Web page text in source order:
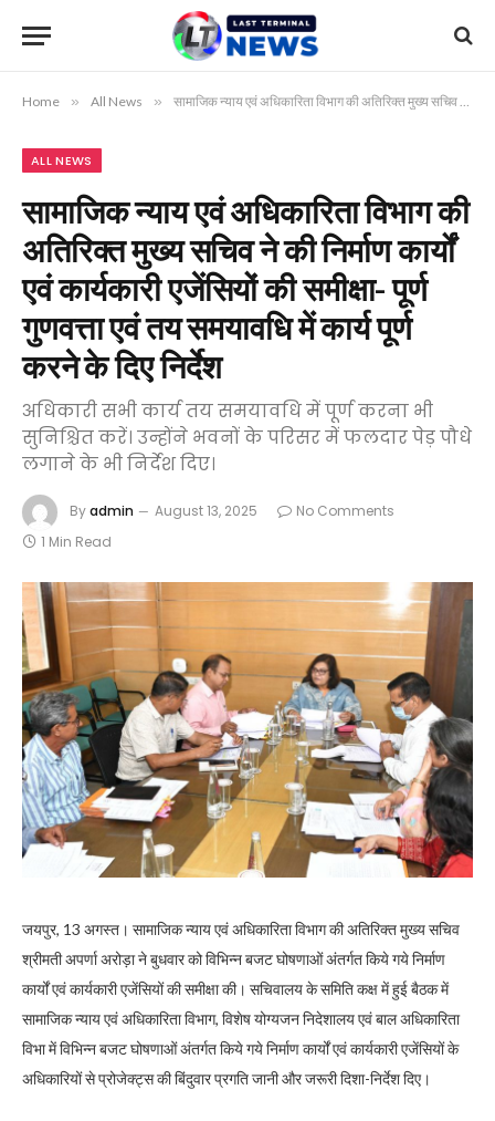
Home » All News » सामाजिक न्याय एवं अधिकारिता विभाग की अतिरिक्त मुख्य सचिव ने की निर्माण कार्यों एवं कार्यकारी एजेंसियों की समीक्षा- पूर्ण गुणवत्ता एवं तय समयावधि में कार्य पूर्ण करने के दिए निर्देश
ALL NEWS
सामाजिक न्याय एवं अधिकारिता विभाग की
अतिरिक्त मुख्य सचिव ने की निर्माण कार्यों
एवं कार्यकारी एजेंसियों की समीक्षा- पूर्ण
गुणवत्ता एवं तय समयावधि में कार्य पूर्ण
करने के दिए निर्देश
अधिकारी सभी कार्य तय समयावधि में पूर्ण करना भी
सुनिश्चित करें। उन्होंने भवनों के परिसर में फलदार पेड़ पौधे
लगाने के भी निर्देश दिए।
Byadmin August 13, 2025
No Comments
1 Min Read
जयपुर, 13 अगस्त। सामाजिक न्याय एवं अधिकारिता विभाग की अतिरिक्त मुख्य सचिव
श्रीमती अपर्णा अरोड़ा ने बुधवार को विभिन्न बजट घोषणाओं अंतर्गत किये गये निर्माण
कार्यों एवं कार्यकारी एजेंसियों की समीक्षा की। सचिवालय के समिति कक्ष में हुई बैठक में
सामाजिक न्याय एवं अधिकारिता विभाग, विशेष योग्यजन निदेशालय एवं बाल अधिकारिता
विभा में विभिन्न बजट घोषणाओं अंतर्गत किये गये निर्माण कार्यों एवं कार्यकारी एजेंसियों के
अधिकारियों से प्रोजेक्ट्स की बिंदुवार प्रगति जानी और जरूरी दिशा-निर्देश दिए।